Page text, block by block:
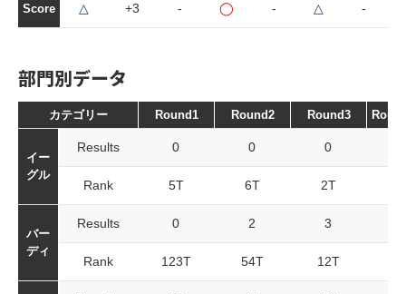
Score △ +3 - ◯ - △ -
部門別データ
カテゴリー Round1 Round2 Round3
イー
グル
Results 0 0 0
Rank 5T 6T 2T
バー
ディ
Results 0 2 3
Rank 123T 54T 12T